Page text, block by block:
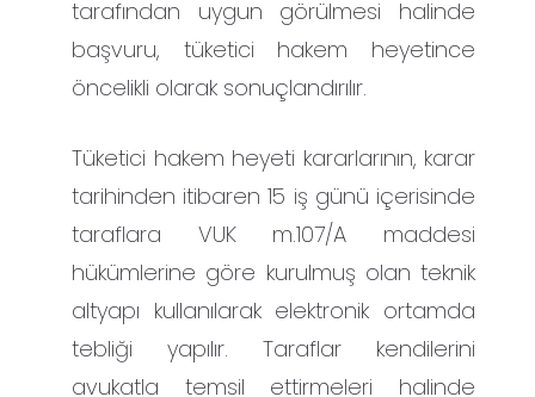
tarafından uygun görülmesi halinde
başvuru, tüketici hakem heyetince
öncelikli olarak sonuçlandırılır.
Tüketici hakem heyeti kararlarının, karar
tarihinden itibaren 15 iş günü içerisinde
taraflara VUK m.107/A maddesi
hükümlerine göre kurulmuş olan teknik
altyapı kullanılarak elektronik ortamda
tebliği yapılır. Taraflar kendilerini
avukatla temsil ettirmeleri halinde